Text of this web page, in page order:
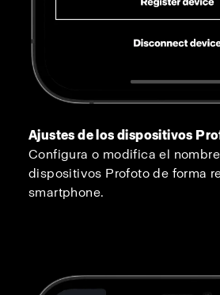
Ajustes de los dispositivos
Configura o modifica el
dispositivos Profoto de forma
smartphone.